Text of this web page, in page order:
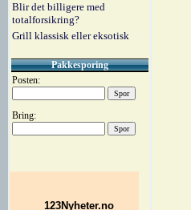
Blir det billigere med
totalforsikring?
Grill klassisk eller eksotisk
Pakkesporing
Posten:
Bring: